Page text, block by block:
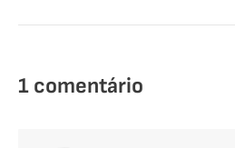
1 comentário